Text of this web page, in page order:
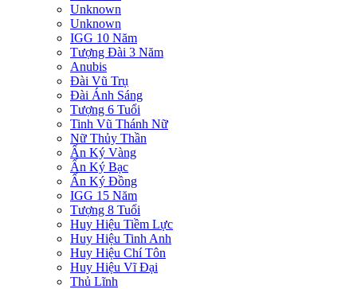
Unknown
Unknown
IGG 10 Năm
Tượng Đài 3 Năm
Anubis
Đài Vũ Trụ
Đài Ánh Sáng
Tượng 6 Tuổi
Tinh Vũ Thánh Nữ
Nữ Thủy Thần
Ấn Ký Vàng
Ấn Ký Bạc
Ấn Ký Đồng
IGG 15 Năm
Tượng 8 Tuổi
Huy Hiệu Tiềm Lực
Huy Hiệu Tinh Anh
Huy Hiệu Chí Tôn
Huy Hiệu Vĩ Đại
Thủ Lĩnh